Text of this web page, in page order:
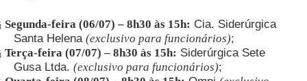
Segunda-feira (06/07) – 8h30 às 15h: Cia. Siderúrgica
Santa Helena(exclusivo para funcionários);
Terça-feira (07/07) – 8h30 às 15h: Siderúrgica Sete
Gusa Ltda.(exclusivo para funcionários);